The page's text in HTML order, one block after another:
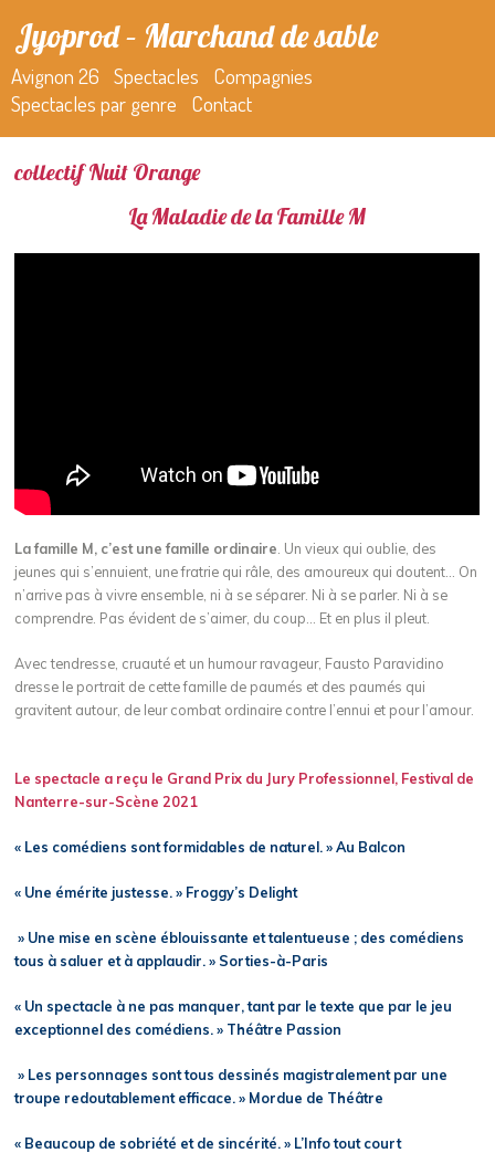
Jyoprod – Marchand de sable
Avignon 26 Spectacles Compagnies
Spectacles par genre Contact
collectif Nuit Orange
La Maladie de la Famille M
La famille M, c’est une famille ordinaire . Un vieux qui oublie, des
jeunes qui s’ennuient, une fratrie qui râle, des amoureux qui doutent… On
n’arrive pas à vivre ensemble, ni à se séparer. Ni à se parler. Ni à se
comprendre. Pas évident de s’aimer, du coup… Et en plus il pleut.
Avec tendresse, cruauté et un humour ravageur, Fausto Paravidino
dresse le portrait de cette famille de paumés et des paumés qui
gravitent autour, de leur combat ordinaire contre l’ennui et pour l’amour.
Le spectacle a reçu le Grand Prix du Jury Professionnel, Festival de
Nanterre-sur-Scène 2021
« Les comédiens sont formidables de naturel. » Au Balcon
« Une émérite justesse. » Froggy’s Delight
» Une mise en scène éblouissante et talentueuse ; des comédiens
tous à saluer et à applaudir. » Sorties-à-Paris
« Un spectacle à ne pas manquer, tant par le texte que par le jeu
exceptionnel des comédiens. » Théâtre Passion
» Les personnages sont tous dessinés magistralement par une
troupe redoutablement efficace. » Mordue de Théâtre
« Beaucoup de sobriété et de sincérité. » L’Info tout court